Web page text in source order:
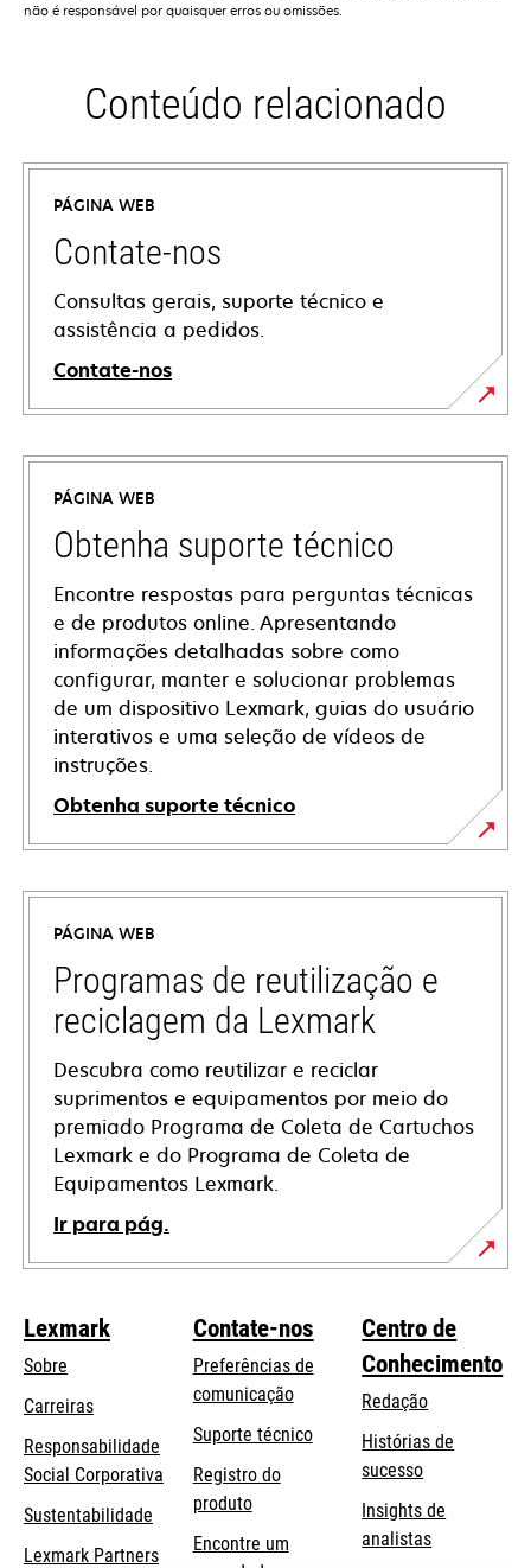
não é responsável por quaisquer erros ou omissões.
Conteúdo relacionado
PÁGINA WEB
Contate-nos
Consultas gerais, suporte técnico e
assistência a pedidos.
Contate-nos
PÁGINA WEB
Obtenha suporte técnico
Encontre respostas para perguntas técnicas
e de produtos online. Apresentando
informações detalhadas sobre como
configurar, manter e solucionar problemas
de um dispositivo Lexmark, guias do usuário
interativos e uma seleção de vídeos de
instruções.
Obtenha suporte técnico
opens
in
new
tab
PÁGINA WEB
Programas de reutilização e
reciclagem da Lexmark
Descubra como reutilizar e reciclar
suprimentos e equipamentos por meio do
premiado Programa de Coleta de Cartuchos
Lexmark e do Programa de Coleta de
Equipamentos Lexmark.
Ir para pág.
Lexmark
Sobre
Carreiras
Responsabilidade
Social Corporativa opens
new
Sustentabilidade
Lexmark Partners
Contate-nos
Preferências de
comunicação
Suporte técnicoopens
Registro do
produto
Encontre um
Centro de
Conhecimento
Redação
Histórias de
sucesso
Insights de
analistas